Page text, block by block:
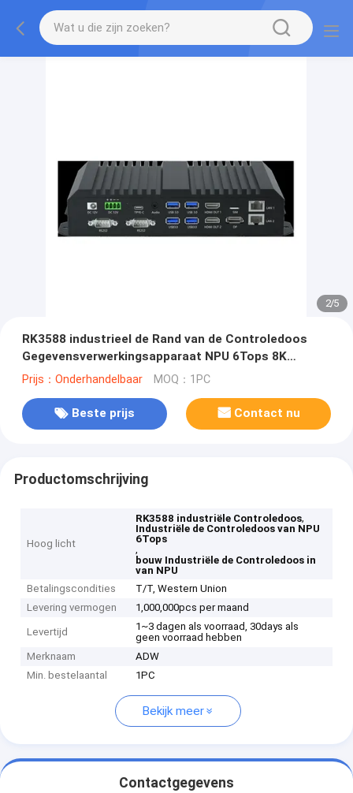
2/5
RK3588 industrieel de Rand van de Controledoos
Gegevensverwerkingsapparaat NPU 6Tops 8K
Android 12 RS232 RS485
Prijs：Onderhandelbaar MOQ：1PC
Beste prijs Contact nu
Productomschrijving
Hoog licht
RK3588 industriële Controledoos,
Industriële de Controledoos van NPU
6Tops
,
bouw Industriële de Controledoos in
van NPU
Betalingscondities
T/T, Western Union
Levering vermogen
1,000,000pcs per maand
Levertijd
1~3 dagen als voorraad, 30days als
geen voorraad hebben
Merknaam
ADW
Min. bestelaantal
1PC
Bekijk meer
Contactgegevens